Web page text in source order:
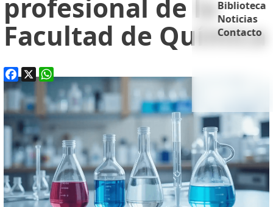
Biblioteca
Noticias
Contacto
profesional de la
Facultad de Química
Facebook
X WhatsApp